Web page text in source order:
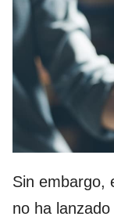
Sin embargo,
no ha